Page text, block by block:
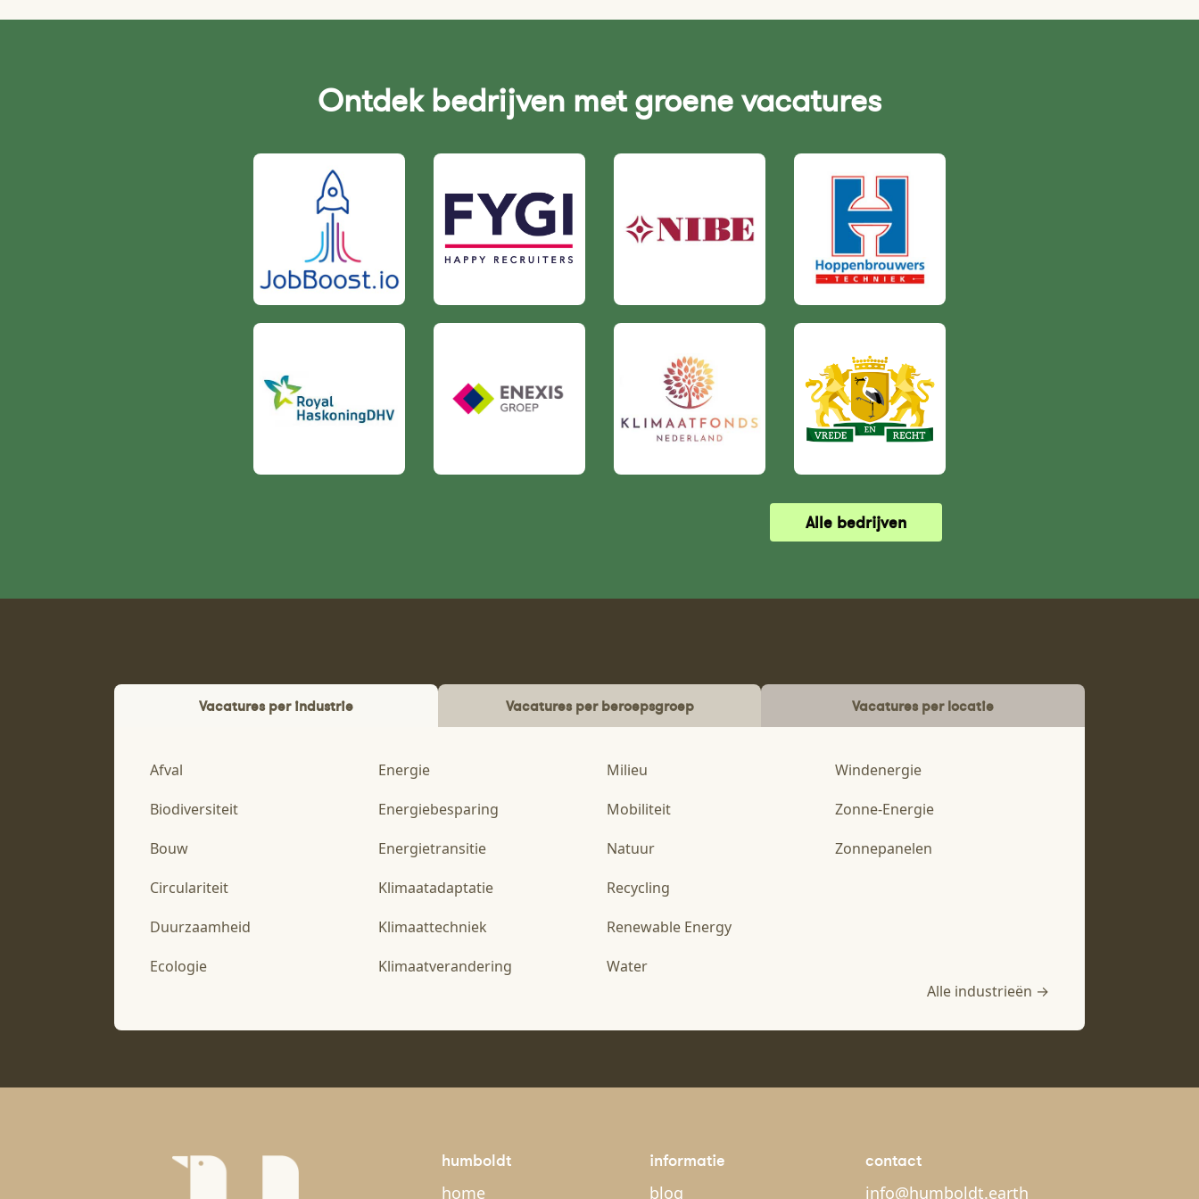
Ontdek bedrijven met groene vacatures
Alle bedrijven
Vacatures per industrie Vacatures per beroepsgroep Vacatures per locatie
Afval
Biodiversiteit
Bouw
Circulariteit
Duurzaamheid
Ecologie
Energie
Energiebesparing
Energietransitie
Klimaatadaptatie
Klimaattechniek
Klimaatverandering
Milieu
Mobiliteit
Natuur
Recycling
Renewable Energy
Water
Windenergie
Zonne-Energie
Zonnepanelen
Alle industrieën →
humboldt
home
informatie
blog
contact
info@humboldt.earth